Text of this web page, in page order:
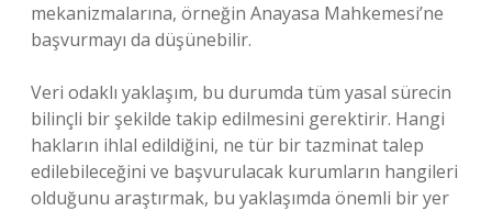
mekanizmalarına, örneğin Anayasa Mahkemesi’ne
başvurmayı da düşünebilir.
Veri odaklı yaklaşım, bu durumda tüm yasal sürecin
bilinçli bir şekilde takip edilmesini gerektirir. Hangi
hakların ihlal edildiğini, ne tür bir tazminat talep
edilebileceğini ve başvurulacak kurumların hangileri
olduğunu araştırmak, bu yaklaşımda önemli bir yer